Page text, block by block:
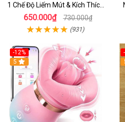
1 Chế Độ Liếm Mút & Kích Thích
Điểm G
650.000₫ 730.000₫
(931)
-12%
5